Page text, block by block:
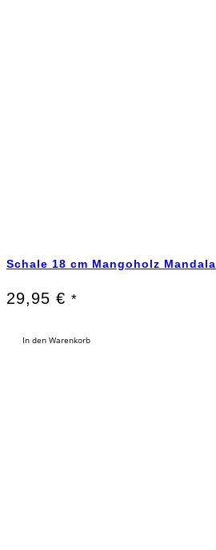
Schale 18 cm Mangoholz Mandala
29,95 € *
In den Warenkorb